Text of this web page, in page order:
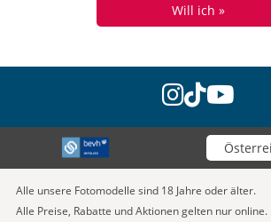
Will ich »
instagram
tiktok
Wähle
Alle unsere Fotomodelle sind 18 Jahre oder älter.
Alle Preise, Rabatte und Aktionen gelten nur online.